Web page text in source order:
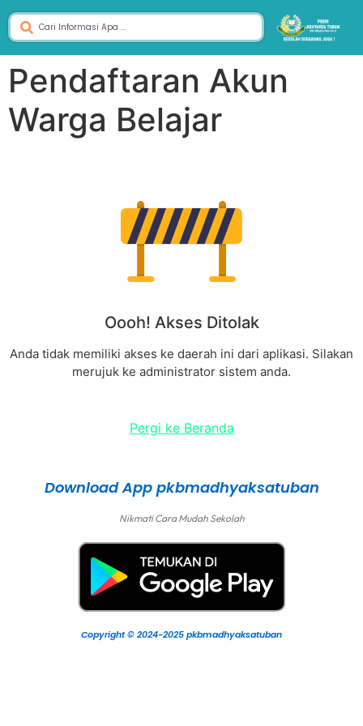
Pendaftaran Akun
Warga Belajar
Oooh! Akses Ditolak
Anda tidak memiliki akses ke daerah ini dari aplikasi. Silakan
merujuk ke administrator sistem anda.
Pergi ke Beranda
Download App pkbmadhyaksatuban
Nikmati Cara Mudah Sekolah
Copyright © 2024-2025 pkbmadhyaksatuban